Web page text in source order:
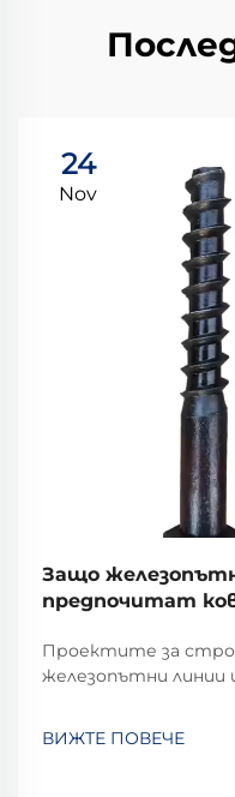
24
Nov
Защо
предпочитат
Проектите за
железопътни линии
елементи за
ВИЖТЕ ПОВЕЧЕ